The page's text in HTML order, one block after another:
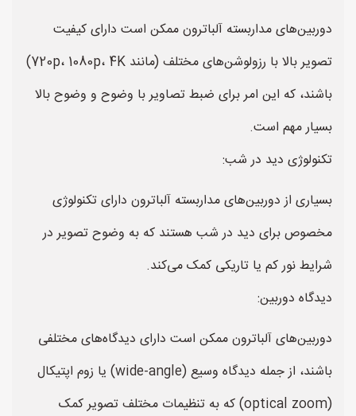
دوربین‌های مداربسته آلباترون ممکن است دارای کیفیت
تصویر بالا با رزولوشن‌های مختلف (مانند 720p، 1080p، 4K)
باشند، که این امر برای ضبط تصاویر با وضوح و وضوح بالا
بسیار مهم است.
تکنولوژی دید در شب:
بسیاری از دوربین‌های مداربسته آلباترون دارای تکنولوژی
مخصوص برای دید در شب هستند که به وضوح تصویر در
شرایط نور کم یا تاریکی کمک می‌کند.
دیدگاه دوربین:
دوربین‌های آلباترون ممکن است دارای دیدگاه‌های مختلفی
باشند، از جمله دیدگاه وسیع (wide-angle) یا زوم اپتیکال
(optical zoom) که به تنظیمات مختلف تصویر کمک